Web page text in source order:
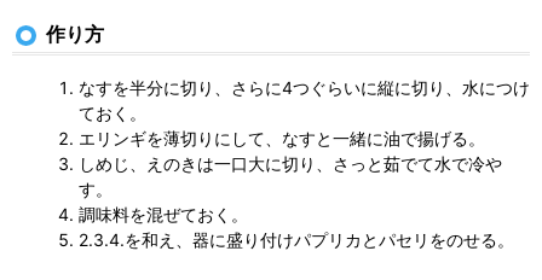
作り方
なすを半分に切り、さらに4つぐらいに縦に切り、水につけ
ておく。
エリンギを薄切りにして、なすと一緒に油で揚げる。
しめじ、えのきは一口大に切り、さっと茹でて水で冷や
す。
調味料を混ぜておく。
2.3.4.を和え、器に盛り付けパプリカとパセリをのせる。